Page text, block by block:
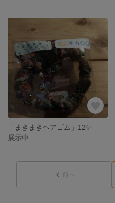
「まきまきヘアゴム」12✨
展示中
前へ